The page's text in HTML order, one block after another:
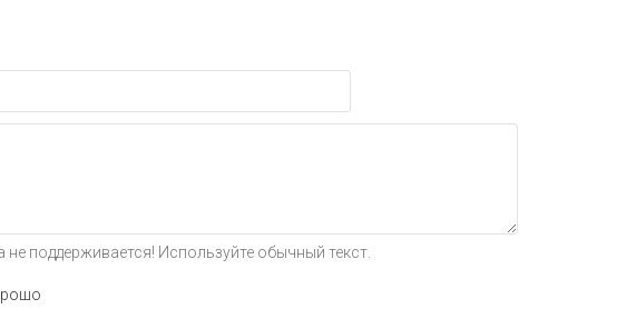
не поддерживается! Используйте обычный текст.